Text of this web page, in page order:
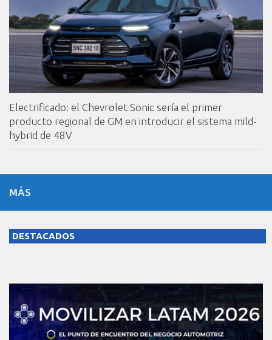
Electrificado: el Chevrolet Sonic sería el primer
producto regional de GM en introducir el sistema mild-
hybrid de 48V
MÁS
DESTACADOS